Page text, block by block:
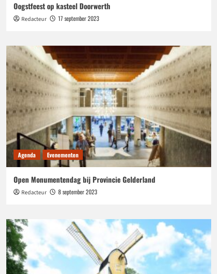
Oogstfeest op kasteel Doorwerth
Redacteur 17 september 2023
Agenda Evenementen
Open Monumentendag bij Provincie Gelderland
Redacteur 8 september 2023